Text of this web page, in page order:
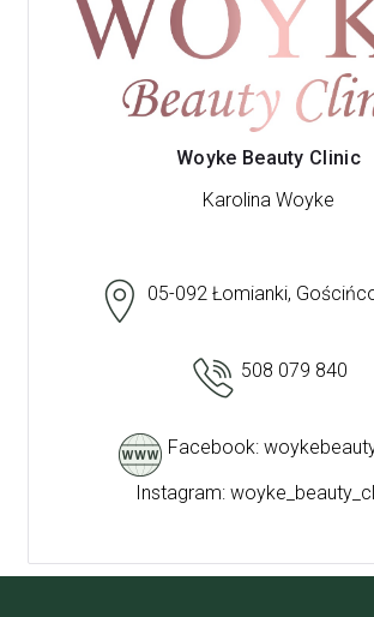
Woyke Beauty Clinic
Karolina Woyke
05-092 Łomianki,
508 079 840
Facebook:
Instagram: